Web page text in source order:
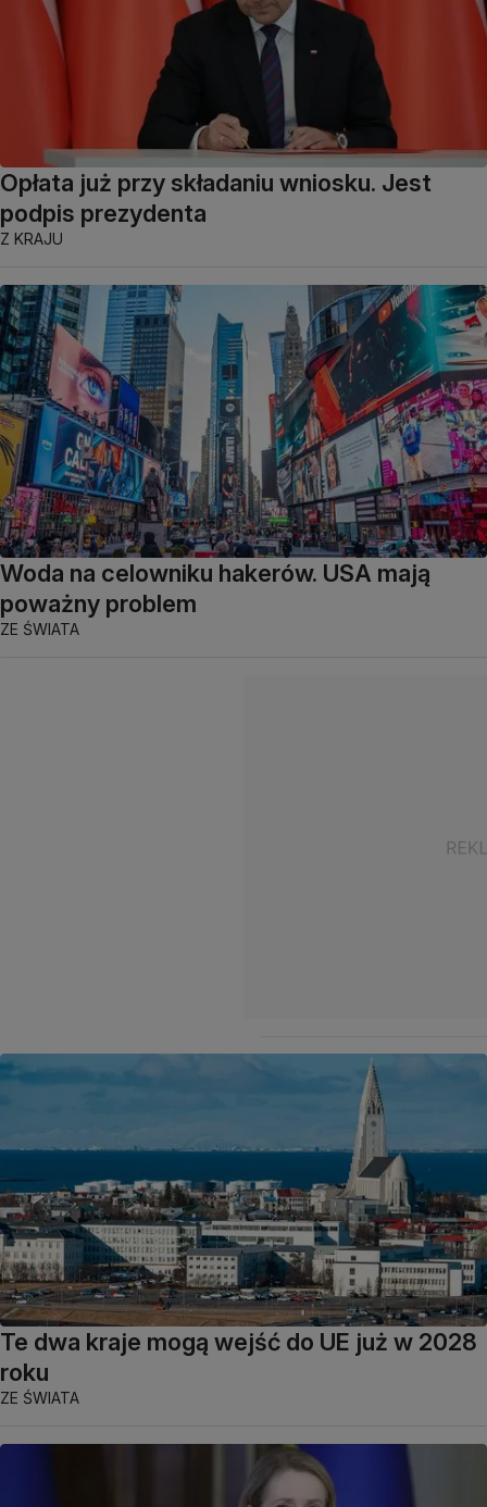
Opłata już przy składaniu wniosku. Jest
podpis prezydenta
Z KRAJU
Woda na celowniku hakerów. USA mają
poważny problem
ZE ŚWIATA
Te dwa kraje mogą wejść do UE już w 2028
roku
ZE ŚWIATA